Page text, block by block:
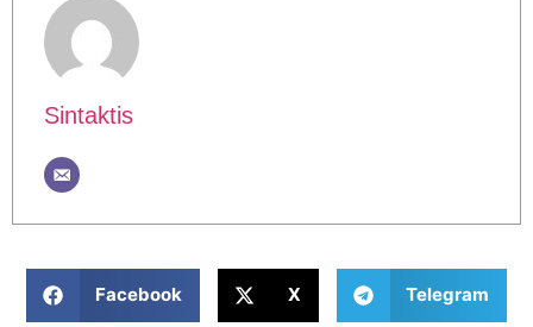
Sintaktis
Facebook X Telegram